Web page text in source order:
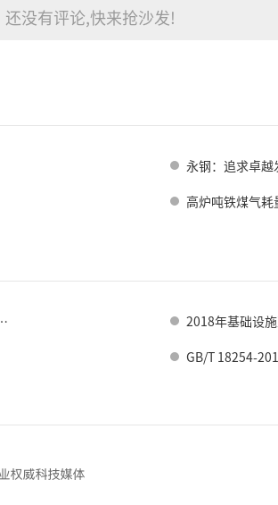
还没有评论,快来抢沙发!
永钢：追求卓越
高炉吨铁煤气耗
2018年基础设
GB/T 18254-